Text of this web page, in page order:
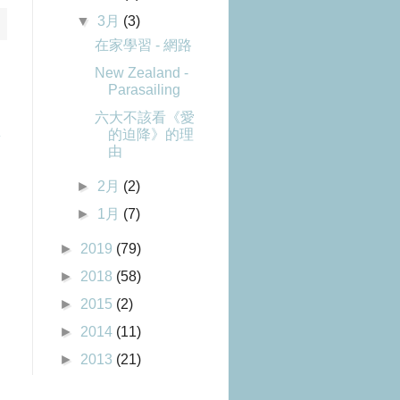
▼ 3月 (3)
在家學習 - 網路
New Zealand -
Parasailing
六大不該看《愛
的迫降》的理
由
► 2月 (2)
► 1月 (7)
► 2019 (79)
► 2018 (58)
► 2015 (2)
► 2014 (11)
► 2013 (21)